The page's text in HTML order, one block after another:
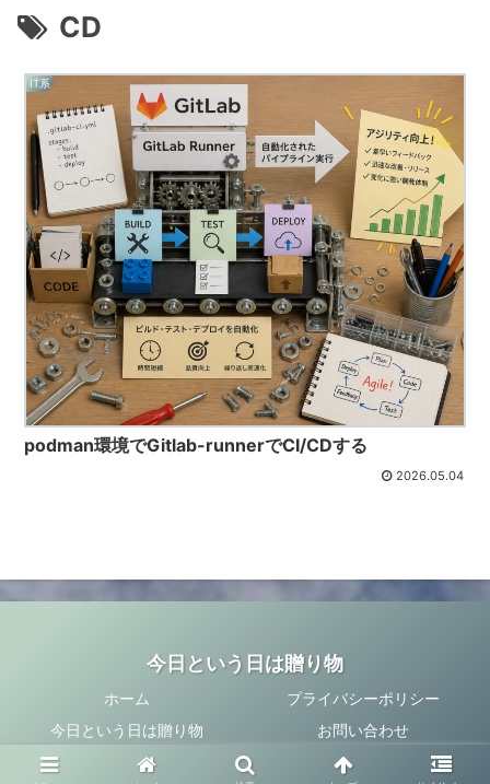
CD
IT系
podman環境でGitlab-runnerでCI/CDする
2026.05.04
今日という日は贈り物
ホーム
プライバシーポリシー
今日という日は贈り物
お問い合わせ
© 2014 今日という日は贈り物.